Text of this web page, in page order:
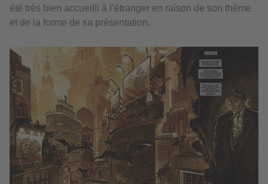
été très bien accueilli à l’étranger en raison de son thème
et de la forme de sa présentation.